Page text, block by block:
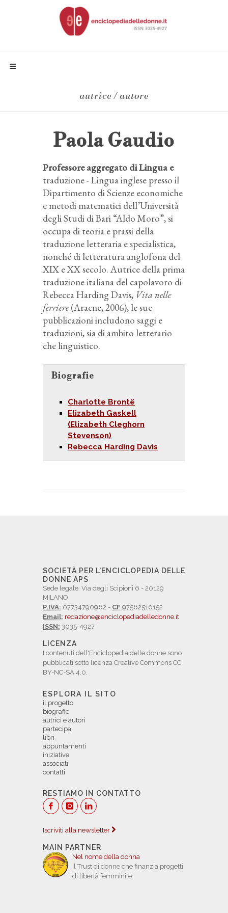
autrice / autore
Paola Gaudio
Professore aggregato di Lingua e
traduzione - Lingua inglese presso il
Dipartimento di Scienze economiche
e metodi matematici dell’Università
degli Studi di Bari “Aldo Moro”, si
occupa di teoria e prassi della
traduzione letteraria e specialistica,
nonché di letteratura anglofona del
XIX e XX secolo. Autrice della prima
traduzione italiana del capolavoro di
Rebecca Harding Davis, Vita nelle
ferriere(Aracne, 2006), le sue
pubblicazioni includono saggi e
traduzioni, sia di ambito letterario
che linguistico.
Biografie
Charlotte Brontë
Elizabeth Gaskell
(Elizabeth Cleghorn
Stevenson)
Rebecca Harding Davis
SOCIETÀ PER L'ENCICLOPEDIA DELLE
DONNE APS
Sede legale: Via degli Scipioni 6 - 20129
MILANO
P.IVA: 07734790962 - CF 97562510152
Email: redazione@enciclopediadelledonne.it
ISSN: 3035-4927
LICENZA
I contenuti dell'Enciclopedia delle donne sono
pubblicati sotto licenza Creative Commons CC
BY-NC-SA 4.0.
ESPLORA IL SITO
il progetto
biografie
autrici e autori
partecipa
libri
appuntamenti
iniziative
assòciati
contatti
RESTIAMO IN CONTATTO
Iscriviti alla newsletter
MAIN PARTNER
Nel nome della donna
Il Trust di donne che finanzia progetti
di libertà femminile